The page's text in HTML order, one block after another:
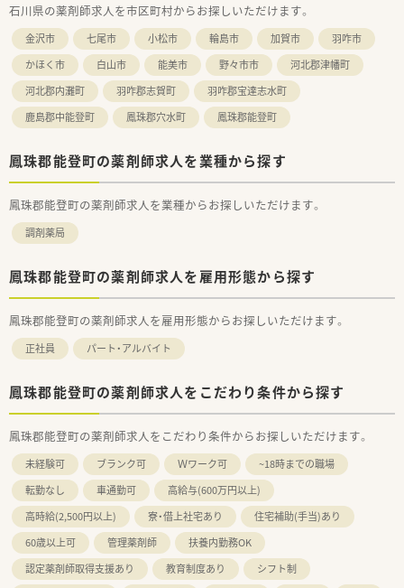
石川県の薬剤師求人を市区町村からお探しいただけます。
金沢市 七尾市 小松市 輪島市 加賀市
羽咋市
かほく市
白山市 能美市 野々市市
河北郡津幡町
河北郡内灘町
羽咋郡志賀町
羽咋郡宝達志水町
鹿島郡中能登町
鳳珠郡穴水町 鳳珠郡能登町
鳳珠郡能登町の薬剤師求人を業種から探す
鳳珠郡能登町の薬剤師求人を業種からお探しいただけます。
調剤薬局
鳳珠郡能登町の薬剤師求人を雇用形態から探す
鳳珠郡能登町の薬剤師求人を雇用形態からお探しいただけます。
正社員 パート・アルバイト
鳳珠郡能登町の薬剤師求人をこだわり条件から探す
鳳珠郡能登町の薬剤師求人をこだわり条件からお探しいただけます。
未経験可 ブランク可 Ｗワーク可
~18時までの職場
転勤なし
車通勤可
高給与(600万円以上)
高時給(2,500円以上)
寮・借上社宅あり
住宅補助(手当)あり
60歳以上可
管理薬剤師
扶養内勤務OK
認定薬剤師取得支援あり
教育制度あり
シフト制